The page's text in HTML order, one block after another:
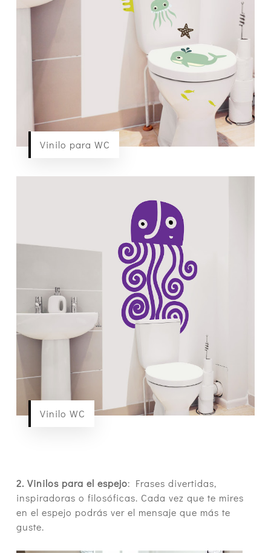
Vinilo para WC
Vinilo WC
2. Vinilos para el espejo: Frases divertidas,
inspiradoras o filosóficas. Cada vez que te mires
en el espejo podrás ver el mensaje que más te
guste.